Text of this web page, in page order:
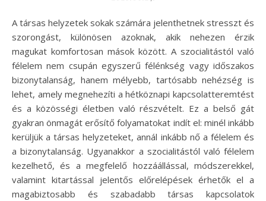
A társas helyzetek sokak számára jelenthetnek stresszt és
szorongást, különösen azoknak, akik nehezen érzik
magukat komfortosan mások között. A szocialitástól való
félelem nem csupán egyszerű félénkség vagy időszakos
bizonytalanság, hanem mélyebb, tartósabb nehézség is
lehet, amely megnehezíti a hétköznapi kapcsolatteremtést
és a közösségi életben való részvételt. Ez a belső gát
gyakran önmagát erősítő folyamatokat indít el: minél inkább
kerüljük a társas helyzeteket, annál inkább nő a félelem és
a bizonytalanság. Ugyanakkor a szocialitástól való félelem
kezelhető, és a megfelelő hozzáállással, módszerekkel,
valamint kitartással jelentős előrelépések érhetők el a
magabiztosabb és szabadabb társas kapcsolatok